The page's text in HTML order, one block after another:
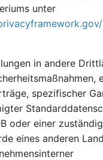
unter
in andere
spezifischer
oder einer
eines anderen